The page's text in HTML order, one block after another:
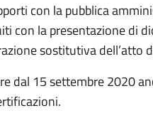
con la pubblica
con la presentazione di
sostitutiva dell’atto
dal 15 settembre 2020